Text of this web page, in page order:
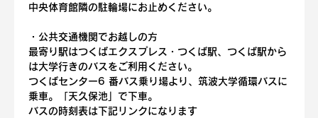
中央体育館隣の駐輪場にお止めください。
・公共交通機関でお越しの方
最寄り駅はつくばエクスプレス・つくば駅、つくば駅から
は大学行きのバスをご利用ください。
つくばセンター6 番バス乗り場より、筑波大学循環バスに
乗車。「天久保池」で下車。
バスの時刻表は下記リンクになります